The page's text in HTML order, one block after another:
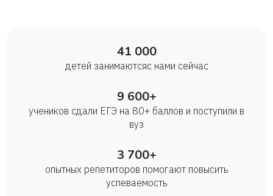
41 000
детей занимаются с нами сейчас
9 600+
учеников сдали ЕГЭ на 80+ баллов и поступили в
вуз
3 700+
опытных репетиторов помогают повысить
успеваемость